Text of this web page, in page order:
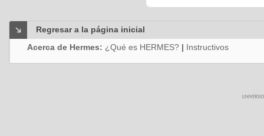
Regresar a la página inicial
Acerca de Hermes: ¿Qué es HERMES? | Instructivos